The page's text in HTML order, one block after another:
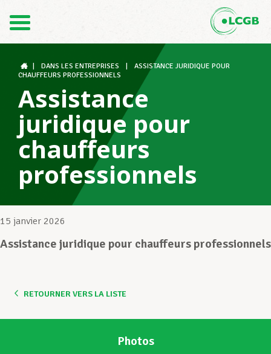
DE
Le LCGB
Structures syndicales
Assistance au Travail
Vos droits
Assistance en vie privée
Développement professionnel
DANS LES ENTREPRISES
ASSISTANCE JURIDIQUE POUR
CHAUFFEURS PROFESSIONNELS
Assistance
juridique pour
chauffeurs
professionnels
15 janvier 2026
Assistance juridique pour chauffeurs professionnels
RETOURNER VERS LA LISTE
Photos